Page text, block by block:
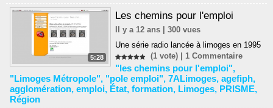
5:28
Les chemins pour l'emploi
Il y a 12 ans | 300 vues
Une série radio lancée à limoges en 1995
(1 vote) |1 Commentaire
"les chemins pour l'emploi",
"Limoges Métropole", "pole emploi", 7ALimoges, agefiph,
agglomération, emploi, État, formation, Limoges, PRISME,
Région